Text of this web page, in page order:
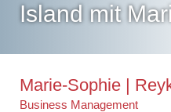
Island mit
Marie-Sophie |
Business Management